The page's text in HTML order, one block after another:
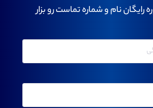
رایگان نام و شماره تماست رو بزار